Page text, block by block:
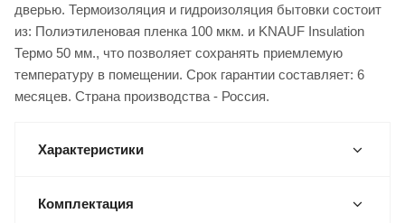
дверью. Термоизоляция и гидроизоляция бытовки состоит
из: Полиэтиленовая пленка 100 мкм. и KNAUF Insulation
Термо 50 мм., что позволяет сохранять приемлемую
температуру в помещении. Срок гарантии составляет: 6
месяцев. Страна производства - Россия.
Характеристики
Комплектация